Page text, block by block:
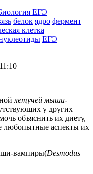
ЕГЭ
белок ядро фермент
клетка
ЕГЭ
летучей мыши-
у других
объяснить их диету,
любопытные аспекты их
вампиры(Desmodus